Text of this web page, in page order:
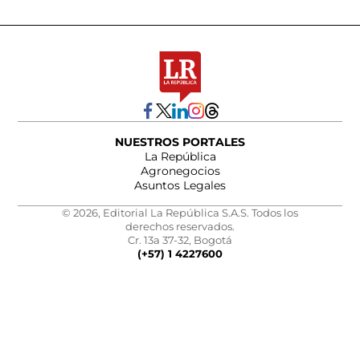
NUESTROS PORTALES
La República
Agronegocios
Asuntos Legales
© 2026, Editorial La República S.A.S. Todos los
derechos reservados.
Cr. 13a 37-32, Bogotá
(+57) 1 4227600